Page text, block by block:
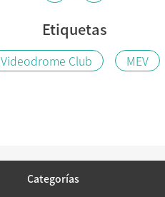
Etiquetas
Videodrome Club MEV
Categorías